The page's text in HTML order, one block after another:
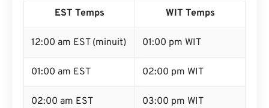
EST Temps WIT Temps
12:00 am EST (minuit) 01:00 pm WIT
01:00 am EST 02:00 pm WIT
02:00 am EST 03:00 pm WIT